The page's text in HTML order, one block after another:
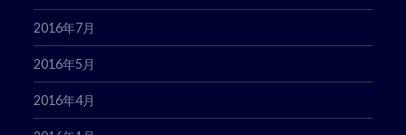
2016年7月
2016年5月
2016年4月